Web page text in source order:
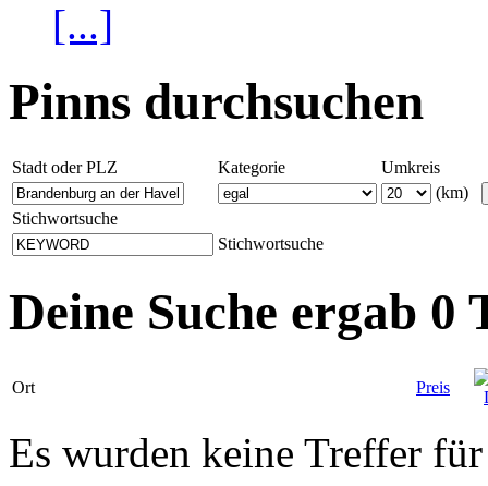
[...]
Pinns durchsuchen
Stadt oder PLZ Kategorie
Umkreis
(km)
Stichwortsuche
Stichwortsuche
Deine Suche ergab 0
Ort Preis
Es wurden keine Treffer